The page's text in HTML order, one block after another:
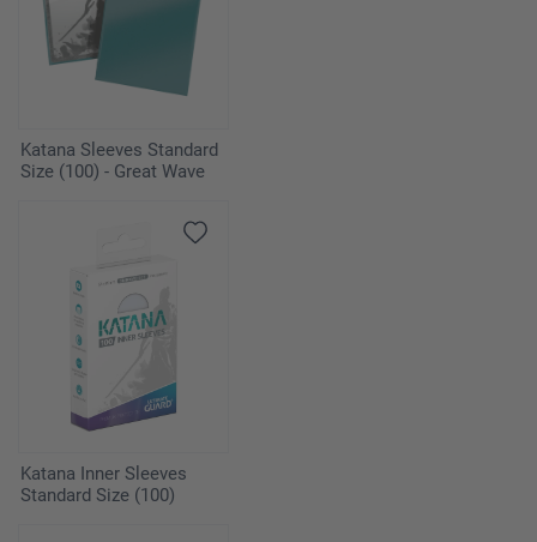
Katana Sleeves Standard
Size (100) - Great Wave
Katana Inner Sleeves
Standard Size (100)